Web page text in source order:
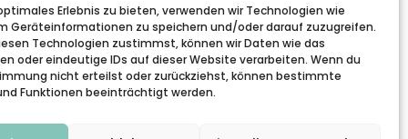
Erlebnis zu bieten, verwenden wir Technologien wie
Geräteinformationen zu speichern und/oder darauf zuzugreifen.
Technologien zustimmst, können wir Daten wie das
oder eindeutige IDs auf dieser Website verarbeiten. Wenn du
nicht erteilst oder zurückziehst, können bestimmte
Funktionen beeinträchtigt werden.